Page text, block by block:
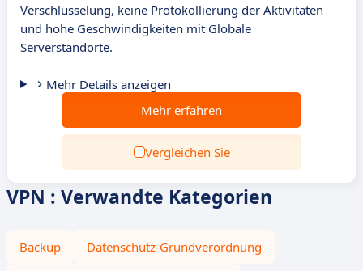
Verschlüsselung, keine Protokollierung der Aktivitäten
und hohe Geschwindigkeiten mit Globale
Serverstandorte.
Mehr Details anzeigen
Mehr erfahren
Vergleichen Sie
VPN : Verwandte Kategorien
Backup Datenschutz-Grundverordnung